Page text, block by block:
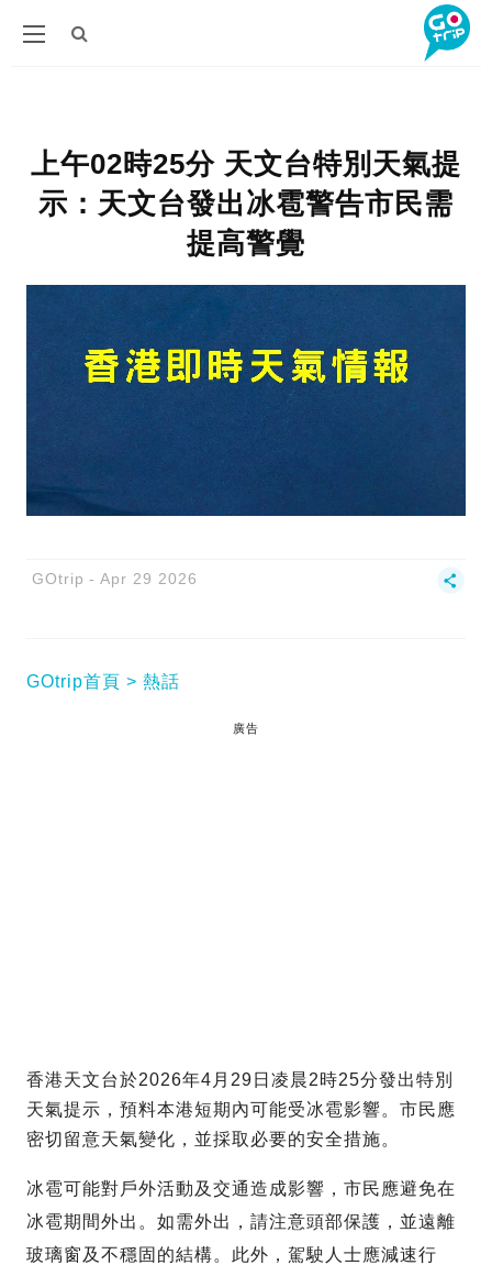
上午02時25分 天文台特別天氣提
示：天文台發出冰雹警告市民需
提高警覺
GOtrip Apr 29 2026
GOtrip首頁 熱話
廣告
香港天文台於2026年4月29日凌晨2時25分發出特別
天氣提示，預料本港短期內可能受冰雹影響。市民應
密切留意天氣變化，並採取必要的安全措施。
冰雹可能對戶外活動及交通造成影響，市民應避免在
冰雹期間外出。如需外出，請注意頭部保護，並遠離
玻璃窗及不穩固的結構。此外，駕駛人士應減速行